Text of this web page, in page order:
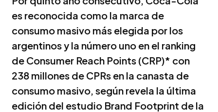
es reconocida como la marca de
consumo masivo más elegida por los
argentinos y la número uno en el ranking
de Consumer Reach Points (CRP)* con
238 millones de CPRs en la canasta de
consumo masivo, según revela la última
edición del estudio Brand Footprint de la